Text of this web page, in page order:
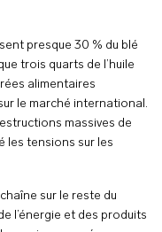
presque 30 % du blé
trois quarts de l’huile
alimentaires
le marché international.
massives de
les tensions sur les
sur le reste du
l’énergie et des produits